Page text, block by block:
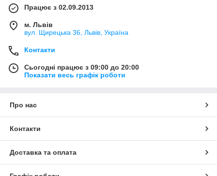
Працює з 02.09.2013
м. Львів
вул. Щирецька 36, Львів, Україна
Контакти
Сьогодні працює з 09:00 до 20:00
Показати весь графік роботи
Про нас
Контакти
Доставка та оплата